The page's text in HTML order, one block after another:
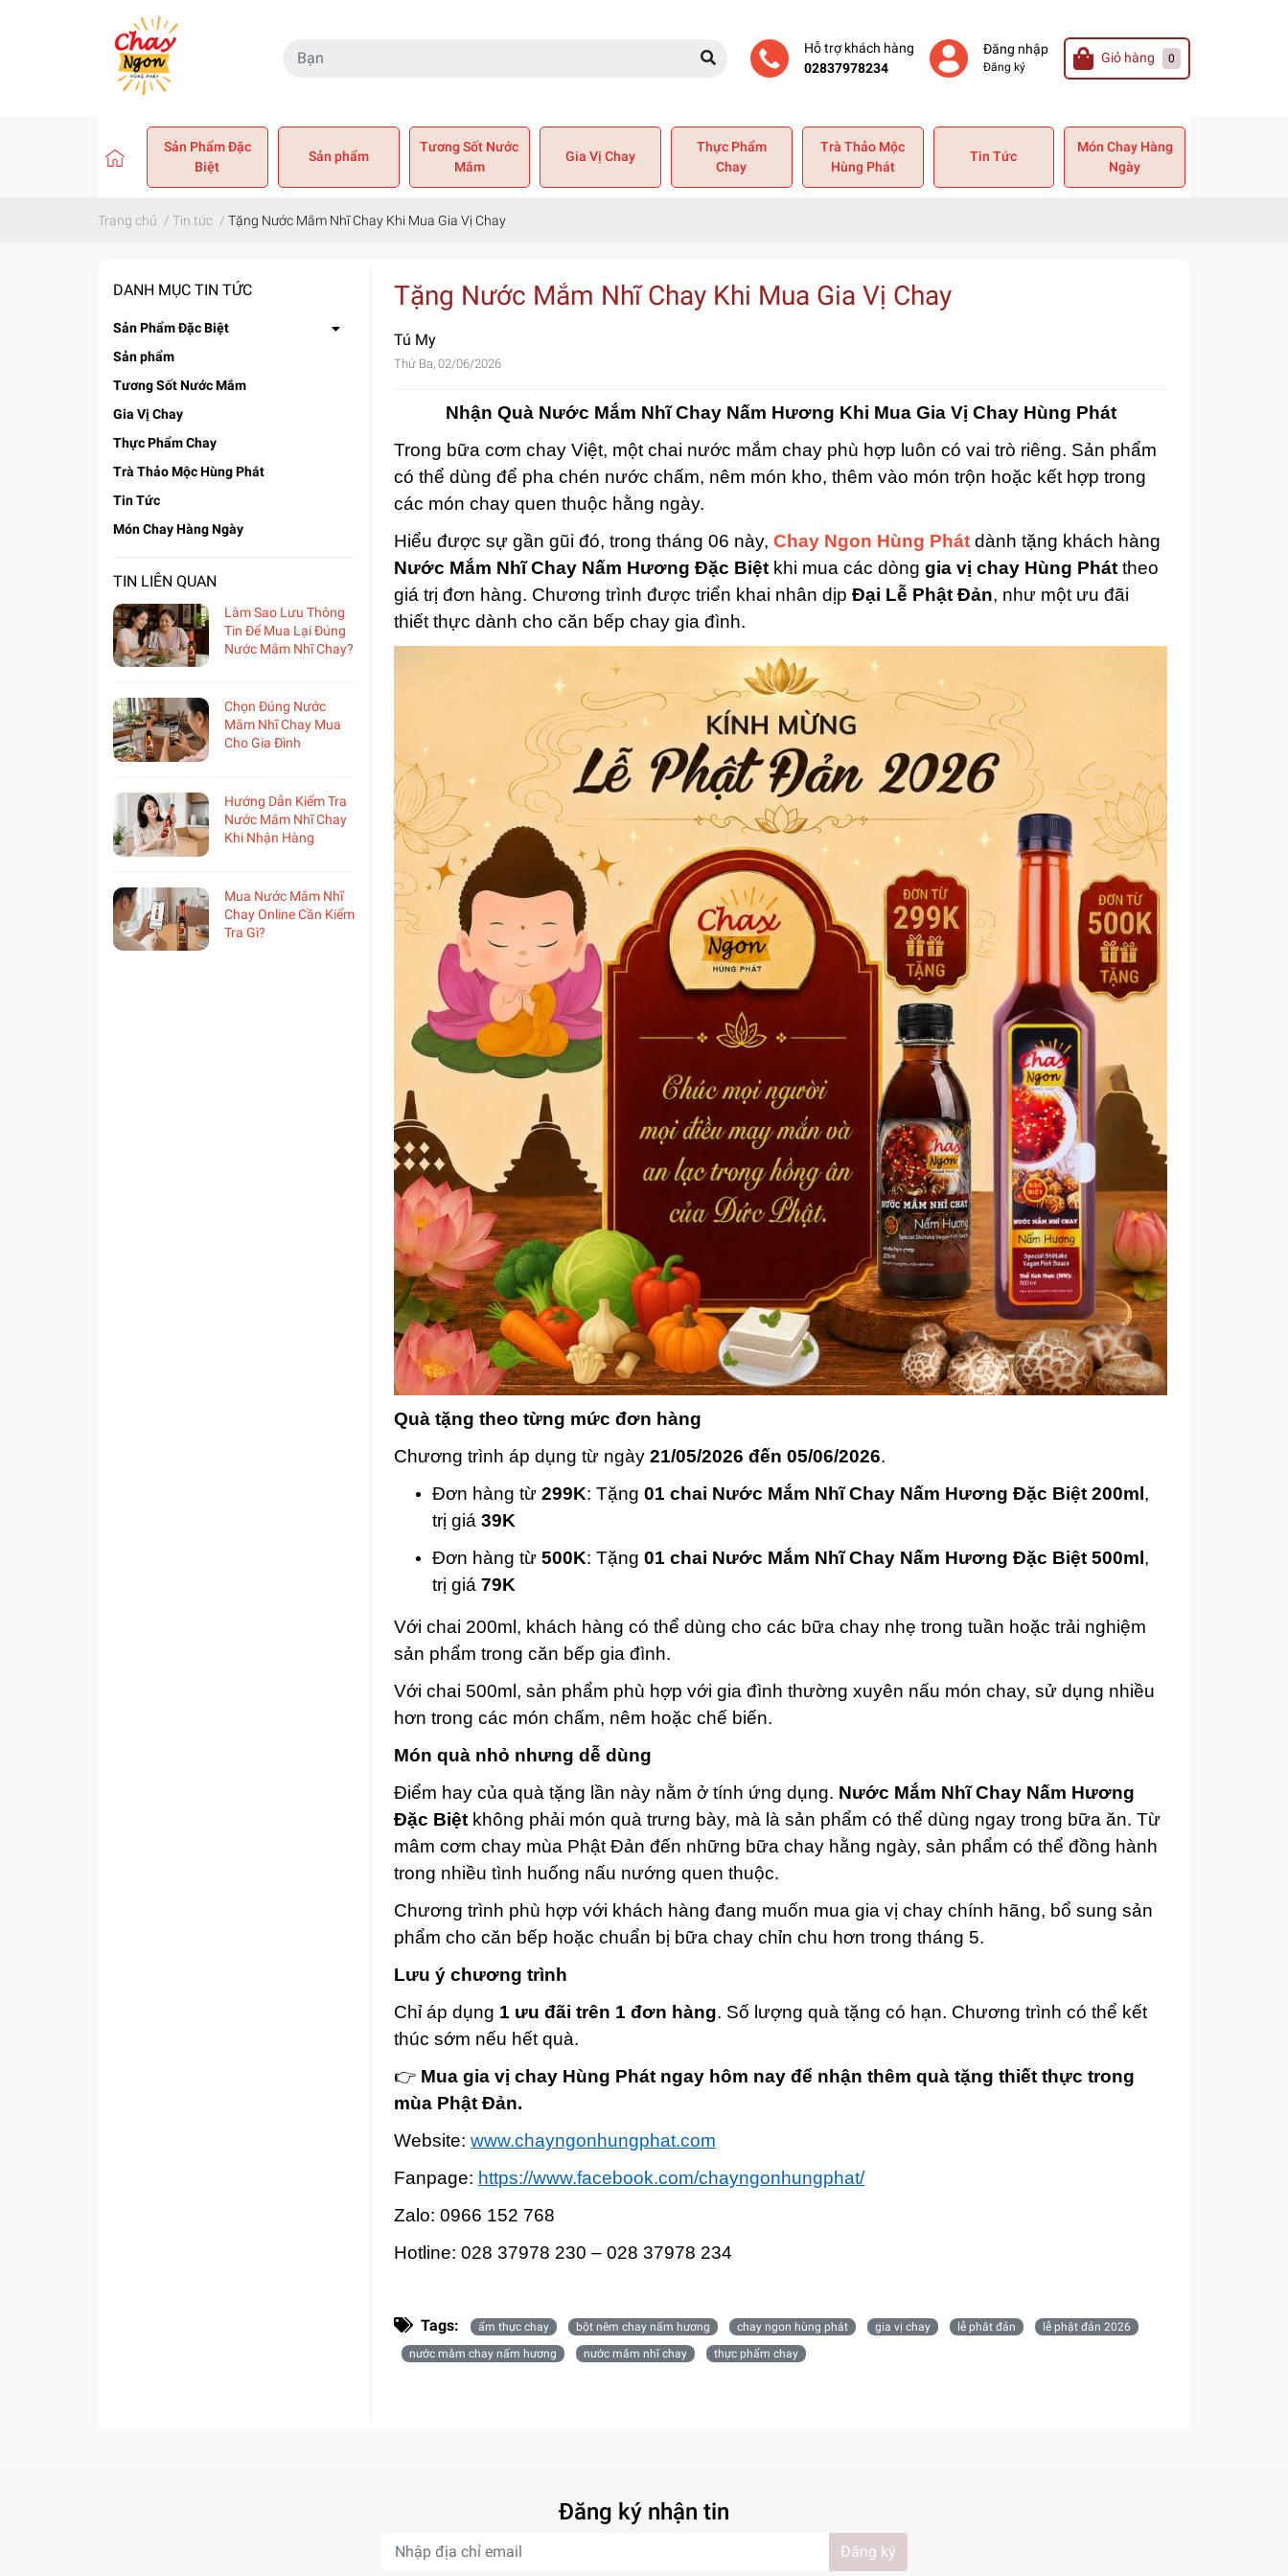
Hỗ trợ khách hàng
02837978234
Đăng nhập
Đăng ký
Giỏ hàng 0
Sản Phẩm Đặc
Biệt
Sản phẩm
Tương Sốt Nước
Mắm
Gia Vị Chay
Thực Phẩm
Chay
Trà Thảo Mộc
Hùng Phát
Tin Tức
Món Chay Hàng
Ngày
Trang chủ / Tin tức / Tặng Nước Mắm Nhĩ Chay Khi Mua Gia Vị Chay
DANH MỤC TIN TỨC
Sản Phẩm Đặc Biệt
Sản phẩm
Tương Sốt Nước Mắm
Gia Vị Chay
Thực Phẩm Chay
Trà Thảo Mộc Hùng Phát
Tin Tức
Món Chay Hàng Ngày
TIN LIÊN QUAN
Làm Sao Lưu Thông
Tin Để Mua Lại Đúng
Nước Mắm Nhĩ Chay?
Chọn Đúng Nước
Mắm Nhĩ Chay Mua
Cho Gia Đình
Hướng Dẫn Kiểm Tra
Nước Mắm Nhĩ Chay
Khi Nhận Hàng
Mua Nước Mắm Nhĩ
Chay Online Cần Kiểm
Tra Gì?
Tặng Nước Mắm Nhĩ Chay Khi Mua Gia Vị Chay
Tú My
Thứ Ba, 02/06/2026
Nhận Quà Nước Mắm Nhĩ Chay Nấm Hương Khi Mua Gia Vị Chay Hùng Phát
Trong bữa cơm chay Việt, một chai nước mắm chay phù hợp luôn có vai trò riêng. Sản phẩm
có thể dùng để pha chén nước chấm, nêm món kho, thêm vào món trộn hoặc kết hợp trong
các món chay quen thuộc hằng ngày.
Hiểu được sự gần gũi đó, trong tháng 06 này, Chay Ngon Hùng Phát dành tặng khách hàng
Nước Mắm Nhĩ Chay Nấm Hương Đặc Biệt khi mua các dòng gia vị chay Hùng Phát theo
giá trị đơn hàng. Chương trình được triển khai nhân dịp Đại Lễ Phật Đản, như một ưu đãi
thiết thực dành cho căn bếp chay gia đình.
Quà tặng theo từng mức đơn hàng
Chương trình áp dụng từ ngày 21/05/2026 đến 05/06/2026.
Đơn hàng từ 299K: Tặng 01 chai Nước Mắm Nhĩ Chay Nấm Hương Đặc Biệt 200ml ,
trị giá 39K
Đơn hàng từ 500K: Tặng 01 chai Nước Mắm Nhĩ Chay Nấm Hương Đặc Biệt 500ml ,
trị giá 79K
Với chai 200ml, khách hàng có thể dùng cho các bữa chay nhẹ trong tuần hoặc trải nghiệm
sản phẩm trong căn bếp gia đình.
Với chai 500ml, sản phẩm phù hợp với gia đình thường xuyên nấu món chay, sử dụng nhiều
hơn trong các món chấm, nêm hoặc chế biến.
Món quà nhỏ nhưng dễ dùng
Điểm hay của quà tặng lần này nằm ở tính ứng dụng. Nước Mắm Nhĩ Chay Nấm Hương
Đặc Biệt không phải món quà trưng bày, mà là sản phẩm có thể dùng ngay trong bữa ăn. Từ
mâm cơm chay mùa Phật Đản đến những bữa chay hằng ngày, sản phẩm có thể đồng hành
trong nhiều tình huống nấu nướng quen thuộc.
Chương trình phù hợp với khách hàng đang muốn mua gia vị chay chính hãng, bổ sung sản
phẩm cho căn bếp hoặc chuẩn bị bữa chay chỉn chu hơn trong tháng 5.
Lưu ý chương trình
Chỉ áp dụng 1 ưu đãi trên 1 đơn hàng. Số lượng quà tặng có hạn. Chương trình có thể kết
thúc sớm nếu hết quà.
👉 Mua gia vị chay Hùng Phát ngay hôm nay để nhận thêm quà tặng thiết thực trong
mùa Phật Đản.
Website: www.chayngonhungphat.com
Fanpage: https://www.facebook.com/chayngonhungphat/
Zalo: 0966 152 768
Hotline: 028 37978 230 – 028 37978 234
Tags: ẩm thực chay bột nêm chay nấm hương chay ngon hùng phát gia vị chay lễ phât đản
lễ phật đản 2026
nước mắm chay nấm hương
nước mắm nhĩ chay thực phẩm chay
Đăng ký nhận tin
Đăng ký